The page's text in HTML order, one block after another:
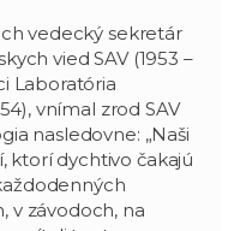
vedecký sekretár
vied SAV (1953 –
Laboratória
vnímal zrod SAV
nasledovne: „Naši
ktorí dychtivo čakajú
v závodoch, na